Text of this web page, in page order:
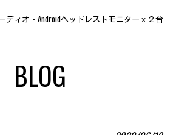
ディオ・Androidヘッドレストモニターｘ２台
BLOG